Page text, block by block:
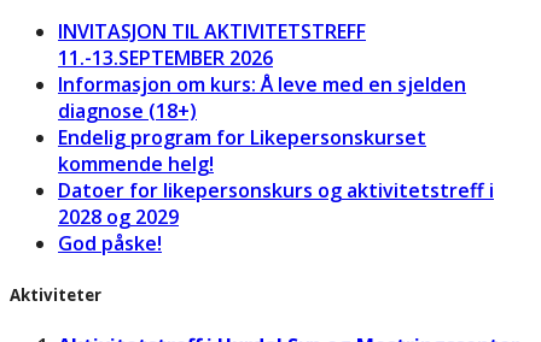
INVITASJON TIL AKTIVITETSTREFF
11.-13.SEPTEMBER 2026
Informasjon om kurs: Å leve med en sjelden
diagnose (18+)
Endelig program for Likepersonskurset
kommende helg!
Datoer for likepersonskurs og aktivitetstreff i
2028 og 2029
God påske!
Aktiviteter